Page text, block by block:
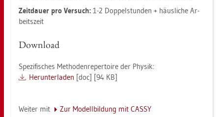
Zeit­dau­er pro Ver­such: 1-2 Dop­pel­stun­den + häus­li­che Ar­
beits­zeit
Down­load
Spe­zi­fi­sches Me­tho­den­re­per­toire der Phy­sik:
Her­un­ter­la­den [doc] [94 KB]
Wei­ter mit Zur Mo­dell­bil­dung mit CASSY